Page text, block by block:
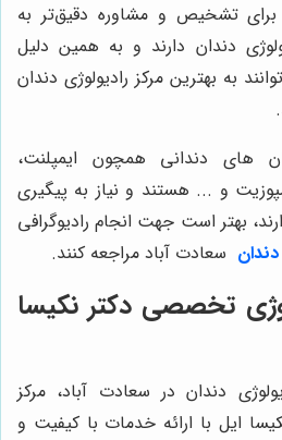
برای تشخیص و مشاوره دقیق‌تر به
دندان دارند و به همین دلیل
به بهترین مرکز رادیولوژی دندان
های دندانی همچون ایمپلنت،
و ... هستند و نیاز به پیگیری
بهتر است جهت انجام رادیوگرافی
دندان سعادت آباد مراجعه کنند.
تخصصی دکتر نکیسا
دندان در سعادت آباد، مرکز
ایل با ارائه خدمات با کیفیت و